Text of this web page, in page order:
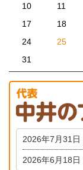
10
11
17
18
24
25
31
2026年7月31日
2026年6月18日